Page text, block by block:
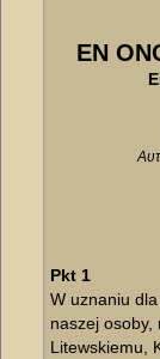
ΕΝ
Pkt 1
W uznaniu
naszej osoby,
Litewskiemu,